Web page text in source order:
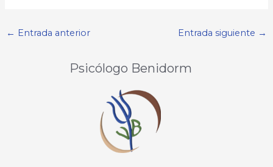
← Entrada anterior Entrada siguiente →
Psicólogo Benidorm